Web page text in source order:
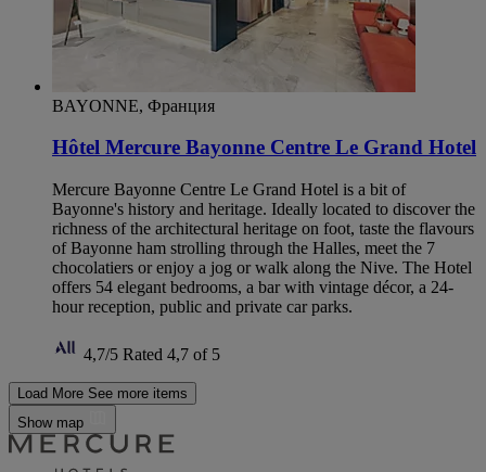
BAYONNE, Франция
Hôtel Mercure Bayonne Centre Le Grand Hotel
Mercure Bayonne Centre Le Grand Hotel is a bit of
Bayonne's history and heritage. Ideally located to discover the
richness of the architectural heritage on foot, taste the flavours
of Bayonne ham strolling through the Halles, meet the 7
chocolatiers or enjoy a jog or walk along the Nive. The Hotel
offers 54 elegant bedrooms, a bar with vintage décor, a 24-
hour reception, public and private car parks.
4,7/5 Rated 4,7 of 5
Load More See more items
Show map